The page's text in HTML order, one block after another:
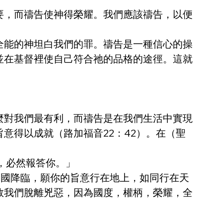
而禱告使神得榮耀。我們應該禱告，以便
的神坦白我們的罪。禱告是一種信心的操
基督裡使自己符合祂的品格的途徑。這就
我們最有利，而禱告是在我們生活中實現
得以成就（路加福音22：42）。在（聖
然報答你。」
降臨，願你的旨意行在地上，如同行在天
們脫離兇惡，因為國度，權柄，榮耀，全